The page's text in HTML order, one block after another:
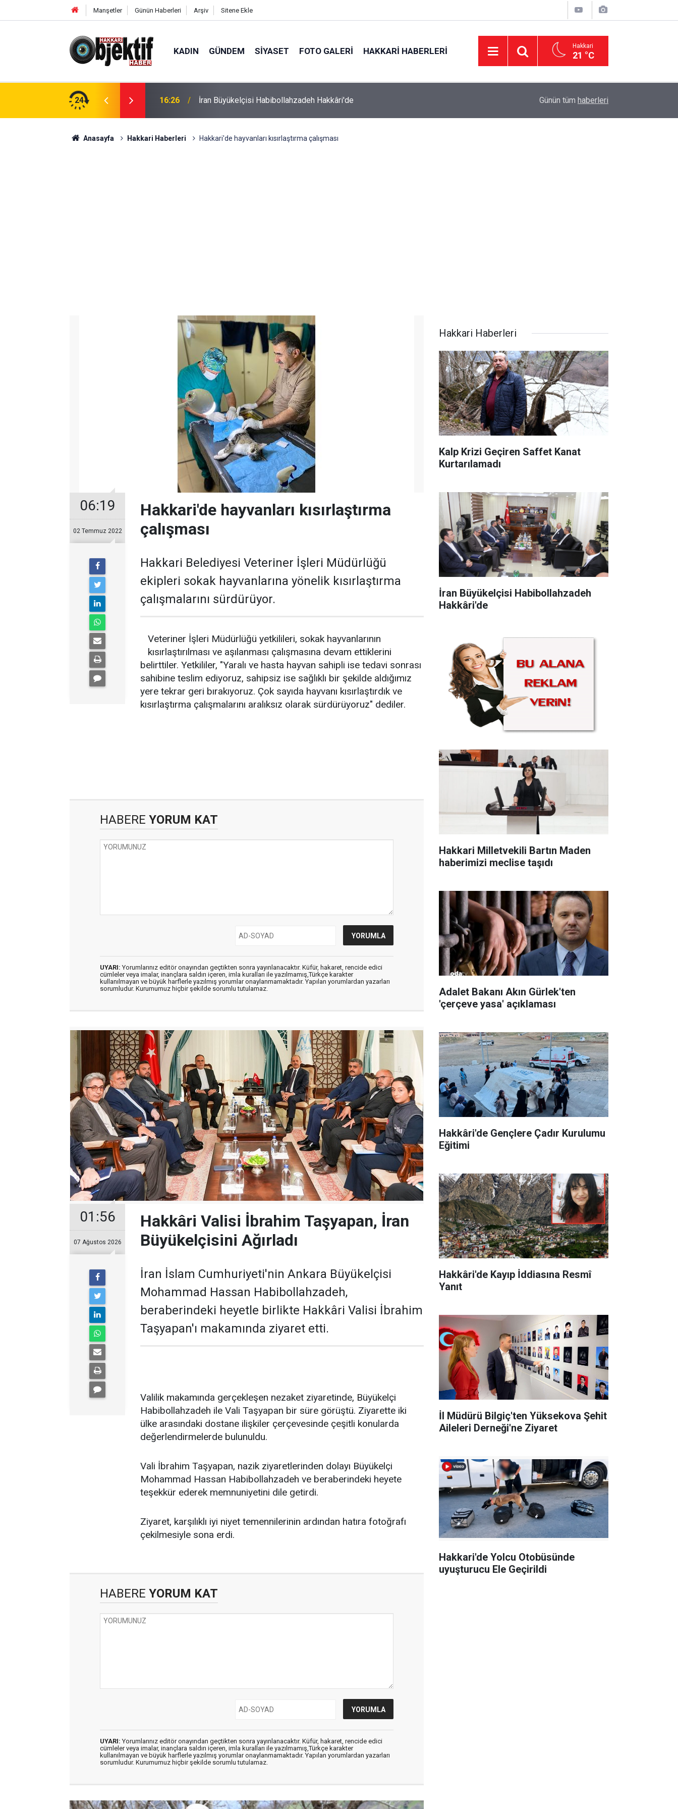
Manşetler Günün Haberleri Arşiv Sitene Ekle
KADIN GÜNDEM SIYASET FOTO GALERI HAKKARI HABERLERI Hakkari
21 °C
24 16:26 İran Büyükelçisi Habibollahzadeh Hakkâri'de Hakkari Milletvekili Bartın Maden haberimizi
Günün tüm haberleri
Anasayfa Hakkari Haberleri Hakkari'de hayvanları kısırlaştırma çalışması
06:19
02 Temmuz 2022
Hakkari'de hayvanları kısırlaştırma
çalışması
Hakkari Belediyesi Veteriner İşleri Müdürlüğü
ekipleri sokak hayvanlarına yönelik kısırlaştırma
çalışmalarını sürdürüyor.
Veteriner İşleri Müdürlüğü yetkilileri, sokak hayvanlarının
kısırlaştırılması ve aşılanması çalışmasına devam ettiklerini
belirttiler. Yetkililer, "Yaralı ve hasta hayvan sahipli ise tedavi sonrası
sahibine teslim ediyoruz, sahipsiz ise sağlıklı bir şekilde aldığımız
yere tekrar geri bırakıyoruz. Çok sayıda hayvanı kısırlaştırdık ve
kısırlaştırma çalışmalarını aralıksız olarak sürdürüyoruz" dediler.
HABERE YORUM KAT
UYARI: Yorumlarınız editör onayından geçtikten sonra yayınlanacaktır. Küfür, hakaret, rencide edici
cümleler veya imalar, inançlara saldırı içeren, imla kuralları ile yazılmamış,Türkçe karakter
kullanılmayan ve büyük harflerle yazılmış yorumlar onaylanmamaktadır. Yapılan yorumlardan yazarları
sorumludur. Kurumumuz hiçbir şekilde sorumlu tutulamaz.
01:56
07 Ağustos 2026
Hakkâri Valisi İbrahim Taşyapan, İran
Büyükelçisini Ağırladı
İran İslam Cumhuriyeti'nin Ankara Büyükelçisi
Mohammad Hassan Habibollahzadeh,
beraberindeki heyetle birlikte Hakkâri Valisi İbrahim
Taşyapan'ı makamında ziyaret etti.
Valilik makamında gerçekleşen nezaket ziyaretinde, Büyükelçi
Habibollahzadeh ile Vali Taşyapan bir süre görüştü. Ziyarette iki
ülke arasındaki dostane ilişkiler çerçevesinde çeşitli konularda
değerlendirmelerde bulunuldu.
Vali İbrahim Taşyapan, nazik ziyaretlerinden dolayı Büyükelçi
Mohammad Hassan Habibollahzadeh ve beraberindeki heyete
teşekkür ederek memnuniyetini dile getirdi.
Ziyaret, karşılıklı iyi niyet temennilerinin ardından hatıra fotoğrafı
çekilmesiyle sona erdi.
HABERE YORUM KAT
UYARI: Yorumlarınız editör onayından geçtikten sonra yayınlanacaktır. Küfür, hakaret, rencide edici
cümleler veya imalar, inançlara saldırı içeren, imla kuralları ile yazılmamış,Türkçe karakter
kullanılmayan ve büyük harflerle yazılmış yorumlar onaylanmamaktadır. Yapılan yorumlardan yazarları
sorumludur. Kurumumuz hiçbir şekilde sorumlu tutulamaz.
Hakkari Haberleri
Kalp Krizi Geçiren Saffet Kanat
Kurtarılamadı
İran Büyükelçisi Habibollahzadeh
Hakkâri'de
Hakkari Milletvekili Bartın Maden
haberimizi meclise taşıdı
Adalet Bakanı Akın Gürlek'ten
'çerçeve yasa' açıklaması
Hakkâri'de Gençlere Çadır Kurulumu
Eğitimi
Hakkâri'de Kayıp İddiasına Resmî
Yanıt
İl Müdürü Bilgiç'ten Yüksekova Şehit
Aileleri Derneği'ne Ziyaret
Hakkari'de Yolcu Otobüsünde
uyuşturucu Ele Geçirildi